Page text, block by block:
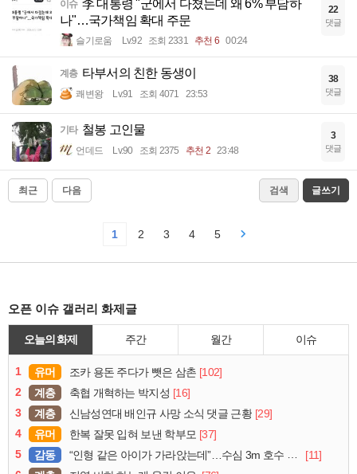
이슈 李 대통령 "군에서 다쳤는데 왜 6% 부담하
나"…국가책임 확대 주문
슬기로움 Lv.92 조회 2331 추천 6 00:24
22
댓글
계층 타부서의 친한 동생이
쾌변왕 Lv.91 조회 4071 23:53
38
댓글
기타 철봉 고인물
언데드 Lv.90 조회 2375 추천 2 23:48
3
댓글
최근 다음 검색 글쓰기
1 2 3 4 5
오픈 이슈 갤러리 화제글
오늘의 화제 주간 월간 이슈
1 유머 조카 용돈 주다가 뺏은 삼촌 [102]
2
계층 축협 개혁하는 박지성 [16]
3
계층 신남성연대 배인규 사망 소식 댓글 근황 [29]
4
유머 한복 잘못 입혀 보낸 학부모 [37]
5
감동 “인형 같은 아이가 가라앉는데”…수심 3m 호수 뛰어든 60대 의인
[11]